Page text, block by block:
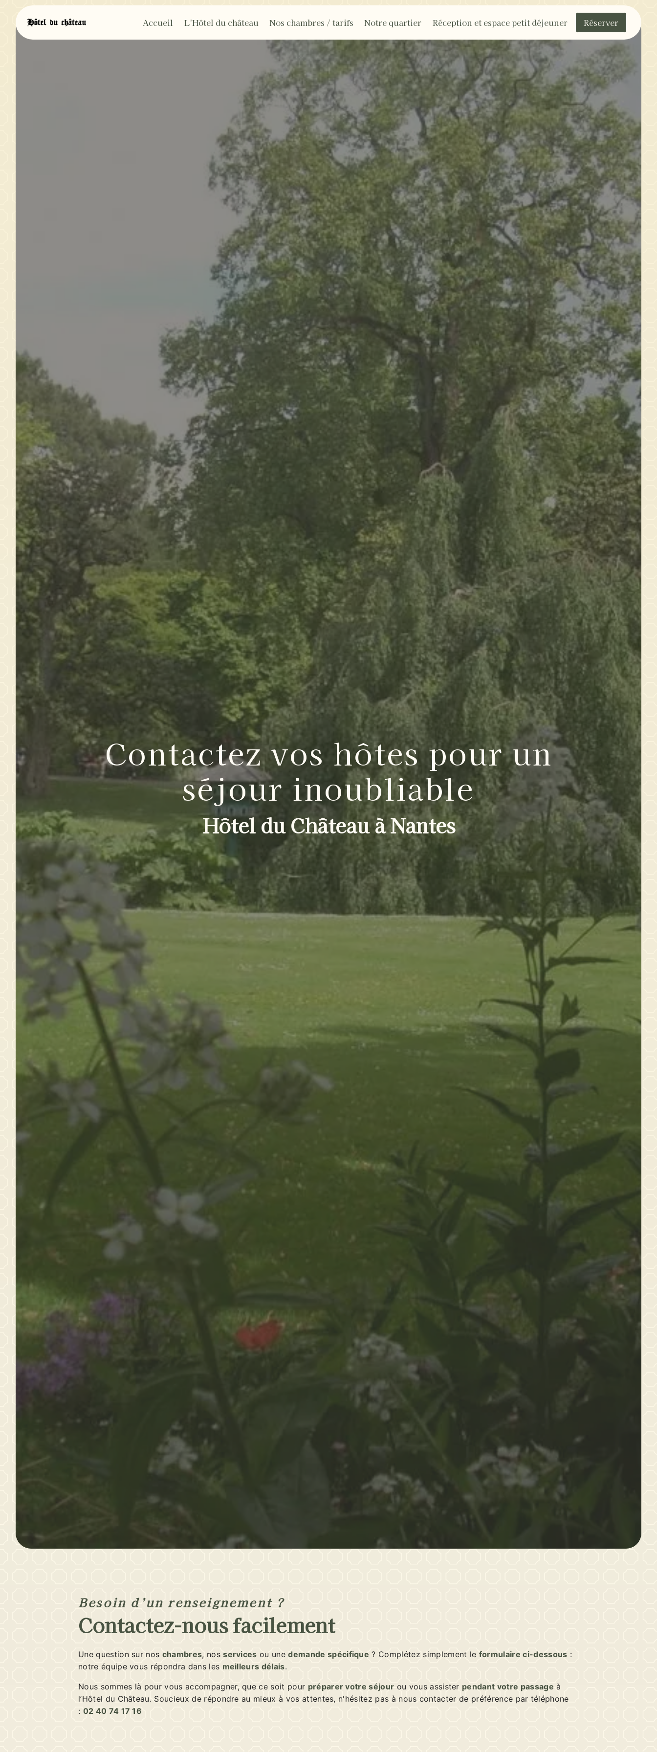
Accueil L'Hôtel du château Nos chambres / tarifs Notre quartier Réception et espace petit déjeuner Réserver
Contactez vos hôtes pour un
séjour inoubliable
Hôtel du Château à Nantes
Besoin d’un renseignement ?
Contactez-nous facilement
Une question sur nos chambres, nosservices ou unedemande spécifique ? Complétez simplement le formulaire ci-dessous :
notre équipe vous répondra dans les meilleurs délais.
Nous sommes là pour vous accompagner, que ce soit pour préparer votre séjour ou vous assister pendant votre passage à
l’Hôtel du Château. Soucieux de répondre au mieux à vos attentes, n'hésitez pas à nous contacter de préférence par téléphone
: 02 40 74 17 16
Panneau de gestion des cookies